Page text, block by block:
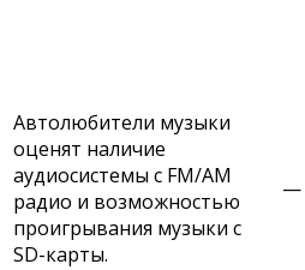
Автолюбители музыки
оценят наличие
аудиосистемы с FM/AM
радио и возможностью
проигрывания музыки с
SD-карты.
—